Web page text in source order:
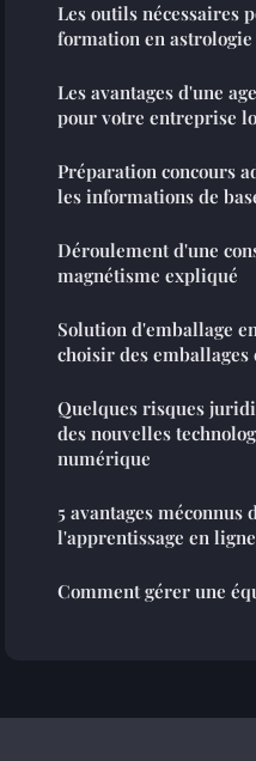
Les outils nécessaires
formation en astrologie
Les avantages d'une
pour votre entreprise
Préparation concours
les informations de
Déroulement d'une
magnétisme expliqué
Solution d'emballage
choisir des emballages
Quelques risques
des nouvelles
numérique
5 avantages méconnus
l'apprentissage en ligne
Comment gérer une